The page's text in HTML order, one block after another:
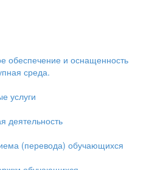
обеспечение и оснащенность
среда.
услуги
деятельность
(перевода) обучающихся